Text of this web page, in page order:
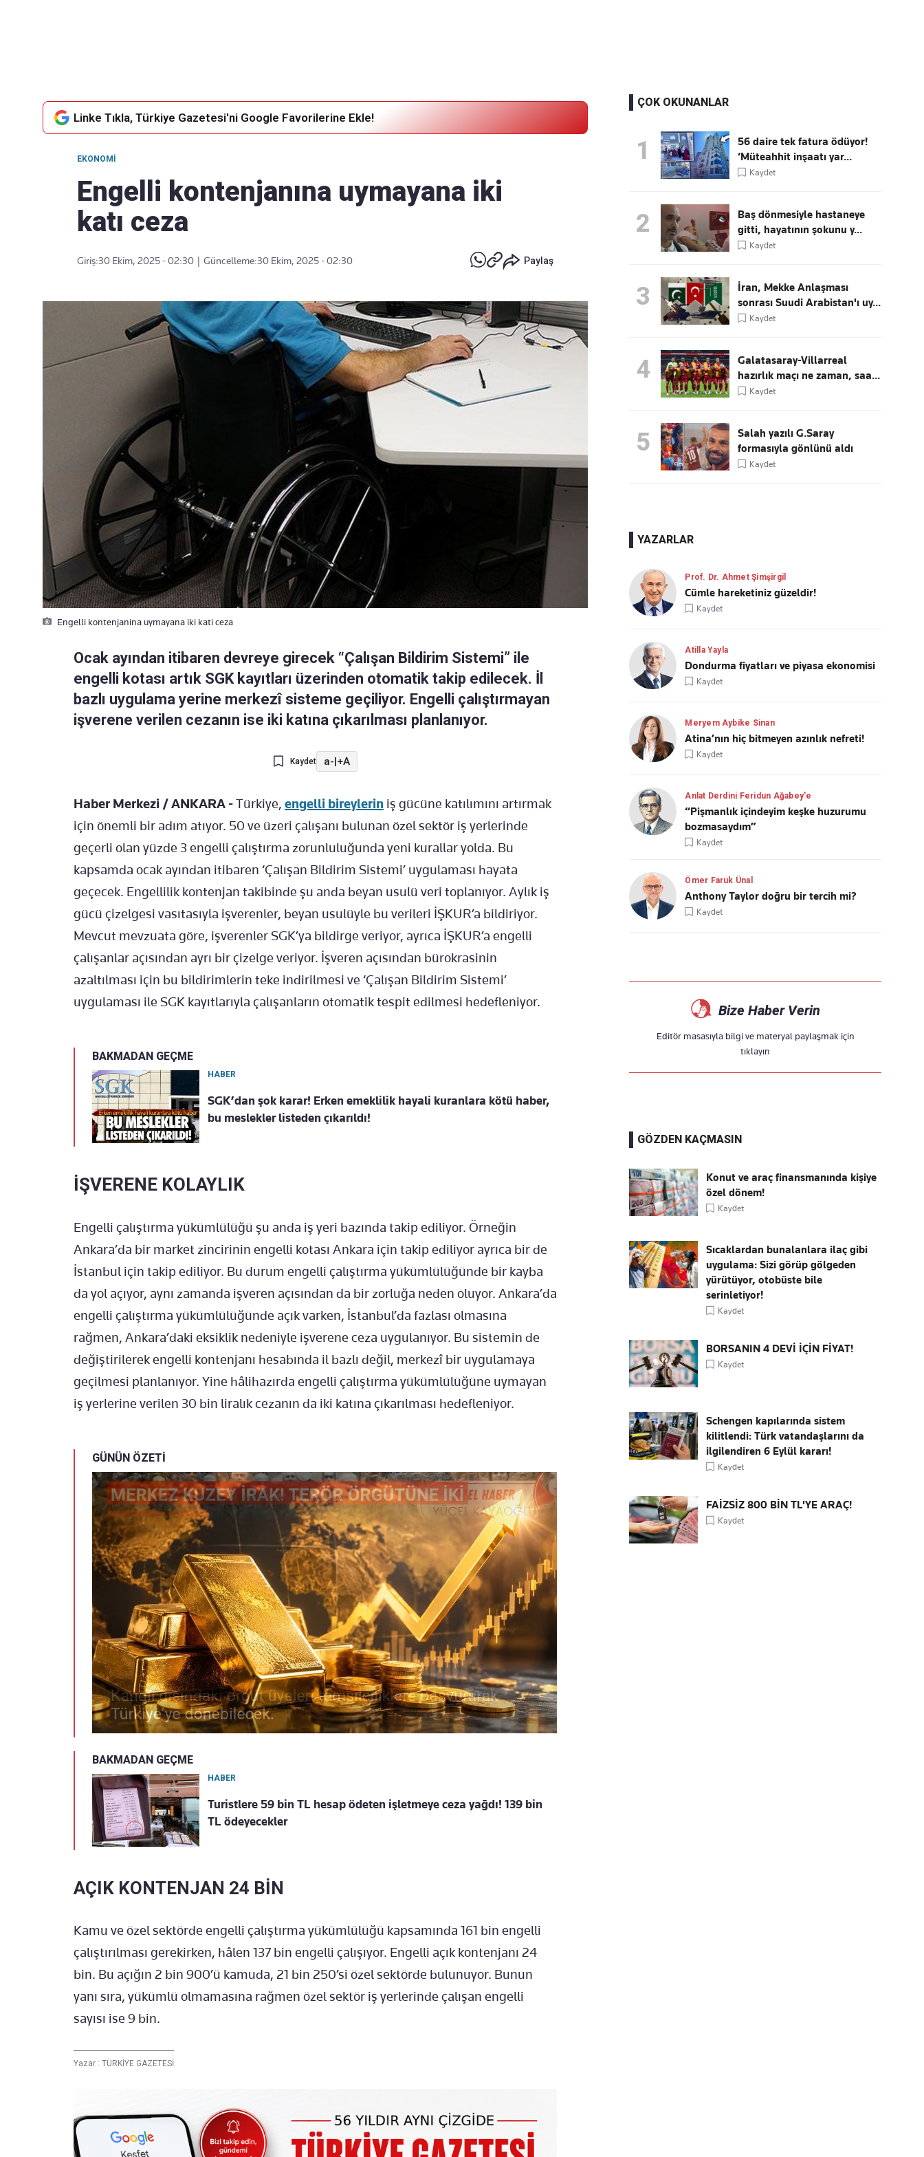
Linke Tıkla, Türkiye Gazetesi'ni Google Favorilerine Ekle!
EKONOMI
Engelli kontenjanına uymayana iki
katı ceza
Giriş:30 Ekim, 2025 - 02:30 Güncelleme:30 Ekim, 2025 - 02:30 Paylaş
Engelli kontenjanina uymayana iki kati ceza
Ocak ayından itibaren devreye girecek “Çalışan Bildirim Sistemi” ile
engelli kotası artık SGK kayıtları üzerinden otomatik takip edilecek. İl
bazlı uygulama yerine merkezî sisteme geçiliyor. Engelli çalıştırmayan
işverene verilen cezanın ise iki katına çıkarılması planlanıyor.
Kaydet a-|+A
Haber Merkezi /ANKARA -Türkiye, engelli bireylerin iş gücüne katılımını artırmak
için önemli bir adım atıyor. 50 ve üzeri çalışanı bulunan özel sektör iş yerlerinde
geçerli olan yüzde 3 engelli çalıştırma zorunluluğunda yeni kurallar yolda. Bu
kapsamda ocak ayından itibaren ‘Çalışan Bildirim Sistemi’ uygulaması hayata
geçecek. Engellilik kontenjan takibinde şu anda beyan usulü veri toplanıyor. Aylık iş
gücü çizelgesi vasıtasıyla işverenler, beyan usulüyle bu verileri İŞKUR’a bildiriyor.
Mevcut mevzuata göre, işverenler SGK’ya bildirge veriyor, ayrıca İŞKUR’a engelli
çalışanlar açısından ayrı birçizelge veriyor. İşveren açısından bürokrasinin
azaltılması için bu bildirimlerin teke indirilmesi ve ‘Çalışan Bildirim Sistemi’
uygulaması ile SGK kayıtlarıyla çalışanların otomatik tespit edilmesi hedefleniyor.
BAKMADAN GEÇME
HABER
SGK’dan şok karar! Erken emeklilik hayali kuranlara kötü haber,
bu meslekler listeden çıkarıldı!
İŞVERENE KOLAYLIK
Engelli çalıştırma yükümlülüğü şu anda iş yeri bazında takip ediliyor. Örneğin
Ankara’da bir market zincirinin engelli kotası Ankara için takip ediliyor ayrıca bir de
İstanbul için takip ediliyor. Bu durum engelli çalıştırma yükümlülüğünde bir kayba
da yol açıyor, aynı zamanda işveren açısından da bir zorluğa neden oluyor. Ankara’da
engelli çalıştırma yükümlülüğünde açık varken, İstanbul’da fazlası olmasına
rağmen, Ankara’daki eksiklik nedeniyle işverene ceza uygulanıyor. Bu sistemin de
değiştirilerek engelli kontenjanı hesabında il bazlı değil, merkezî bir uygulamaya
geçilmesi planlanıyor. Yine hâlihazırda engelli çalıştırma yükümlülüğüne uymayan
iş yerlerine verilen 30 bin liralık cezanın da iki katına çıkarılması hedefleniyor.
GÜNÜN ÖZETİ
BAKMADAN GEÇME
HABER
Turistlere 59 bin TL hesap ödeten işletmeye ceza yağdı! 139 bin
TL ödeyecekler
AÇIK KONTENJAN 24 BİN
Kamu ve özel sektörde engelli çalıştırma yükümlülüğü kapsamında 161 bin engelli
çalıştırılması gerekirken, hâlen 137 bin engelli çalışıyor. Engelli açık kontenjanı 24
bin. Bu açığın 2 bin 900’ü kamuda, 21 bin 250’si özel sektörde bulunuyor. Bunun
yanı sıra, yükümlü olmamasına rağmen özel sektör iş yerlerinde çalışan engelli
sayısı ise 9 bin.
Yazar : TÜRKİYE GAZETESİ
ÇOK OKUNANLAR
1
56 daire tek fatura ödüyor!
‘Müteahhit inşaatı yar...
Kaydet
2
Baş dönmesiyle hastaneye
gitti, hayatının şokunu y...
Kaydet
3
İran, Mekke Anlaşması
sonrası Suudi Arabistan'ı uy...
Kaydet
4
Galatasaray-Villarreal
hazırlık maçı ne zaman, saa...
Kaydet
5
Salah yazılı G.Saray
formasıyla gönlünü aldı
Kaydet
YAZARLAR
Prof. Dr. Ahmet Şimşirgil
Cümle hareketiniz güzeldir!
Kaydet
Atilla Yayla
Dondurma fiyatları ve piyasa ekonomisi
Kaydet
Meryem Aybike Sinan
Atina’nın hiç bitmeyen azınlık nefreti!
Kaydet
Anlat Derdini Feridun Ağabey'e
“Pişmanlık içindeyim keşke huzurumu
bozmasaydım”
Kaydet
Ömer Faruk Ünal
Anthony Taylor doğru bir tercih mi?
Kaydet
Bize Haber Verin
Editör masasıyla bilgi ve materyal paylaşmak için
tıklayın
GÖZDEN KAÇMASIN
Konut ve araç finansmanında kişiye
özel dönem!
Kaydet
Sıcaklardan bunalanlara ilaç gibi
uygulama: Sizi görüp gölgeden
yürütüyor, otobüste bile
serinletiyor!
Kaydet
BORSANIN 4 DEVİ İÇİN FİYAT!
Kaydet
Schengen kapılarında sistem
kilitlendi: Türk vatandaşlarını da
ilgilendiren 6 Eylül kararı!
Kaydet
FAİZSİZ 800 BİN TL'YE ARAÇ!
Kaydet